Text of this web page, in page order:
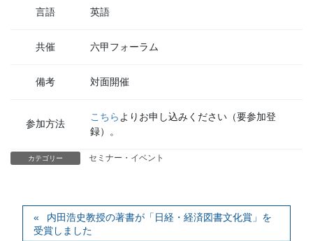
言語 英語
共催 六甲フォーラム
備考 対面開催
参加方法
こちらよりお申し込みください（要参加登
録）。
カテゴリー セミナー・イベント
内田浩史教授の著書が「日経・経済図書文化賞」を
受賞しました